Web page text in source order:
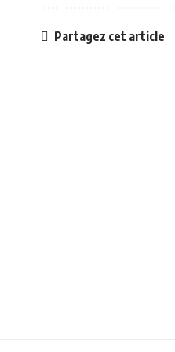
Partagez cet article